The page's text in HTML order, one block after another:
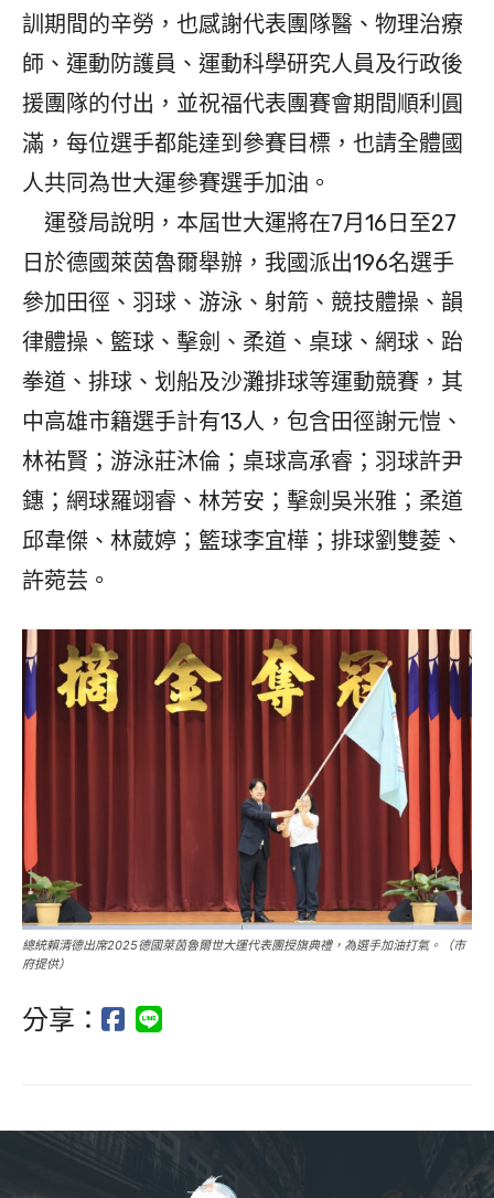
訓期間的辛勞，也感謝代表團隊醫、物理治療
師、運動防護員、運動科學研究人員及行政後
援團隊的付出，並祝福代表團賽會期間順利圓
滿，每位選手都能達到參賽目標，也請全體國
人共同為世大運參賽選手加油。
運發局說明，本屆世大運將在7月16日至27
日於德國萊茵魯爾舉辦，我國派出196名選手
參加田徑、羽球、游泳、射箭、競技體操、韻
律體操、籃球、擊劍、柔道、桌球、網球、跆
拳道、排球、划船及沙灘排球等運動競賽，其
中高雄市籍選手計有13人，包含田徑謝元愷、
林祐賢；游泳莊沐倫；桌球高承睿；羽球許尹
鏸；網球羅翊睿、林芳安；擊劍吳米雅；柔道
邱韋傑、林葳婷；籃球李宜樺；排球劉雙菱、
許菀芸。
總統賴清德出席2025德國萊茵魯爾世大運代表團授旗典禮，為選手加油打氣。（市
府提供）
分享：